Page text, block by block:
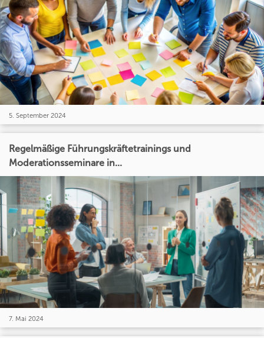
5. September 2024
Regelmäßige Führungskräftetrainings und
Moderationsseminare in...
7. Mai 2024